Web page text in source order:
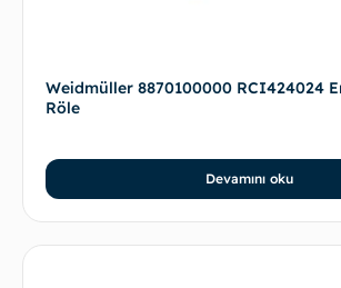
Weidmüller 8870100000 RCI424024
Röle
Devamını oku